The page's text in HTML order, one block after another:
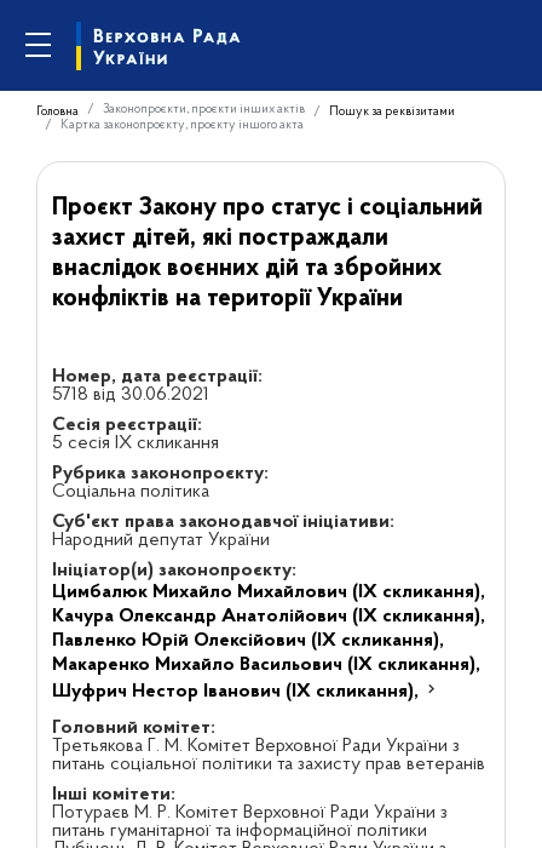
Головна Законопроєкти, проєкти інших актів
Пошук за реквізитами
Картка законопроєкту, проєкту іншого акта
Проєкт Закону про статус і соціальний
захист дітей, які постраждали
внаслідок воєнних дій та збройних
конфліктів на території України
Номер, дата реєстрації:
5718 від 30.06.2021
Сесія реєстрації:
5 сесія IX скликання
Рубрика законопроєкту:
Соціальна політика
Суб'єкт права законодавчої ініціативи:
Народний депутат України
Ініціатор(и) законопроєкту:
Цимбалюк Михайло Михайлович (IX скликання),
Качура Олександр Анатолійович (IX скликання),
Павленко Юрій Олексійович (IX скликання),
Макаренко Михайло Васильович (IX скликання),
Шуфрич Нестор Іванович (IX скликання),
Головний комітет:
Третьякова Г. М. Комітет Верховної Ради України з
питань соціальної політики та захисту прав ветеранів
Інші комітети:
Потураєв М. Р. Комітет Верховної Ради України з
питань гуманітарної та інформаційної політики